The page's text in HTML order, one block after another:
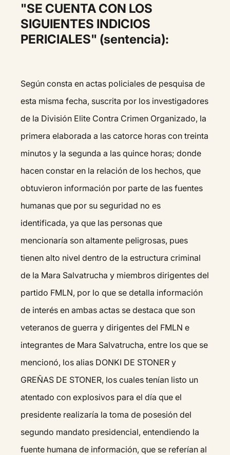
"SE CUENTA CON LOS
SIGUIENTES INDICIOS
PERICIALES" (sentencia):
Según consta en actas policiales de pesquisa de
esta misma fecha, suscrita por los investigadores
de la División Elite Contra Crimen Organizado, la
primera elaborada a las catorce horas con treinta
minutos y la segunda a las quince horas; donde
hacen constar en la relación de los hechos, que
obtuvieron información por parte de las fuentes
humanas que por su seguridad no es
identificada, ya que las personas que
mencionaría son altamente peligrosas, pues
tienen alto nivel dentro de la estructura criminal
de la Mara Salvatrucha y miembros dirigentes del
partido FMLN, por lo que se detalla información
de interés en ambas actas se destaca que son
veteranos de guerra y dirigentes del FMLN e
integrantes de Mara Salvatrucha, entre los que se
mencionó, los alias DONKI DE STONER y
GREÑAS DE STONER, los cuales tenían listo un
atentado con explosivos para el día que el
presidente realizaría la toma de posesión del
segundo mandato presidencial, entendiendo la
fuente humana de información, que se referían al